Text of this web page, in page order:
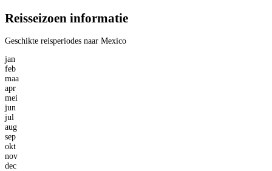
Reisseizoen informatie
Geschikte reisperiodes naar Mexico
jan
feb
maa
apr
mei
jun
jul
aug
sep
okt
nov
dec